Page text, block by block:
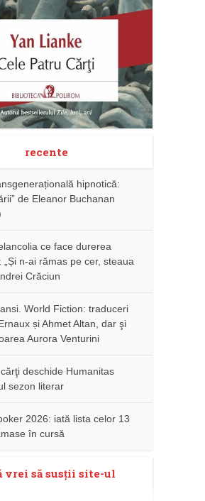
recente
hipnotică:
de Eleanor Buchanan
ce face durerea
„Și n-ai rămas pe cer, steaua
Crăciun
World Fiction: traduceri
și Ahmet Altan, dar şi
Aurora Venturini
deschide Humanitas
sezon literar
2026: iată lista celor 13
în cursă
vrei să susţii site-ul